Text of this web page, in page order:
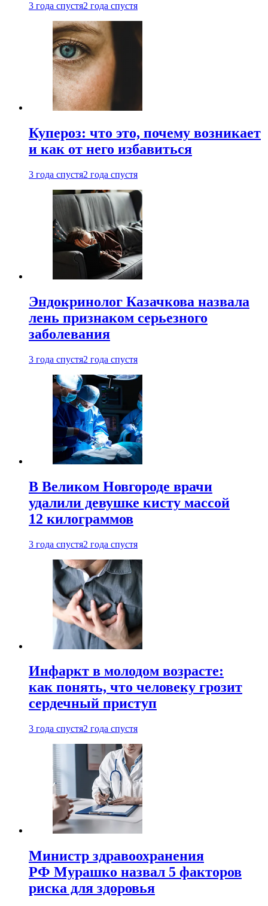
3 года спустя2 года спустя
Купероз: что это, почему возникает
и как от него избавиться
3 года спустя2 года спустя
Эндокринолог Казачкова назвала
лень признаком серьезного
заболевания
3 года спустя2 года спустя
В Великом Новгороде врачи
удалили девушке кисту массой
12 килограммов
3 года спустя2 года спустя
Инфаркт в молодом возрасте:
как понять, что человеку грозит
сердечный приступ
3 года спустя2 года спустя
Министр здравоохранения
РФ Мурашко назвал 5 факторов
риска для здоровья